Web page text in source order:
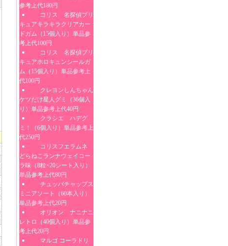
参考上代180円
コリス 名探偵プリ
キュアキラキラクリアカー
ドガム（15個入り）単品参
考上代100円
コリス 名探偵プリ
キュアホロキュンシールガ
ム（15個入り）単品参考上
代100円
クレヨンしんちゃん
ケツだけ星人グミ（36個入
り）単品参考上代40円
クラシエ ハデグ
ミ！（6個入り）単品参考上
代250円
コリスフエラムネ
どらねこランナウェイコー
ラ味（8粒×20シート入り）
単品参考上代80円
チュッパチャップス
ミニアソート（60本入り）
単品参考上代20円
オリオン ナニナニ
レトロ（40個入り）単品参
考上代20円
マルゴ コーラドリ